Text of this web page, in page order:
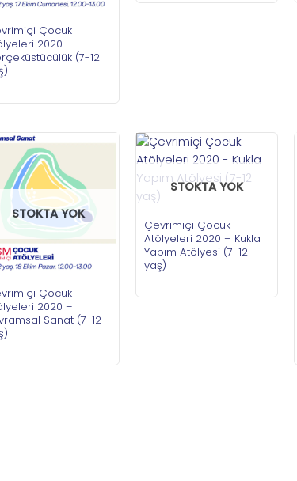
Çocuk
2020 –
(7-12
STOKTA YOK
Çocuk
2020 –
Sanat (7-12
STOKTA YOK
Çevrimiçi Çocuk
Atölyeleri 2020 – Kukla
Yapım Atölyesi (7-12
yaş)